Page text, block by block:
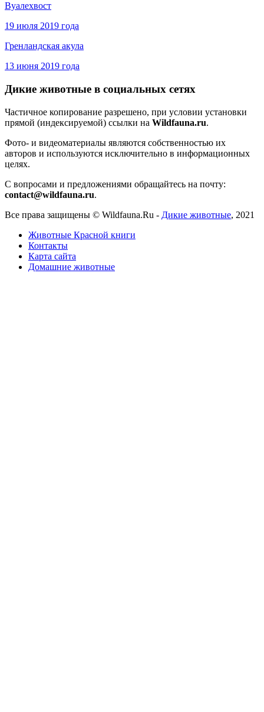
Вуалехвост
19 июля 2019 года
Гренландская акула
13 июня 2019 года
Дикие животные в социальных сетях
Частичное копирование разрешено, при условии установки
прямой (индексируемой) ссылки на Wildfauna.ru.
Фото- и видеоматериалы являются собственностью их
авторов и используются исключительно в информационных
целях.
С вопросами и предложениями обращайтесь на почту:
contact@wildfauna.ru.
Все права защищены © Wildfauna.Ru - Дикие животные, 2021
Животные Красной книги
Контакты
Карта сайта
Домашние животные